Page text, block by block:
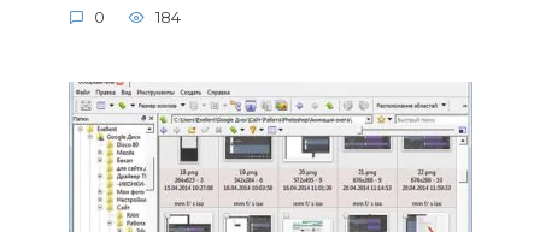
0 184